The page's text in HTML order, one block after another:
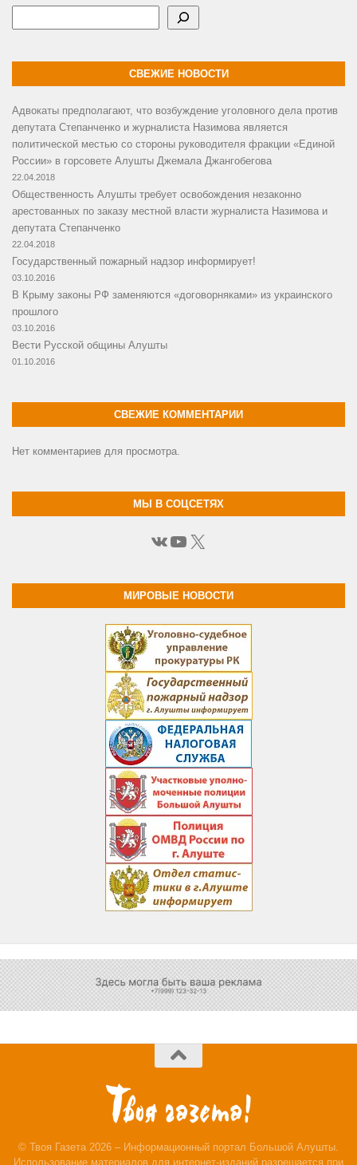
СВЕЖИЕ НОВОСТИ
Адвокаты предполагают, что возбуждение уголовного дела против
депутата Степанченко и журналиста Назимова является
политической местью со стороны руководителя фракции «Единой
России» в горсовете Алушты Джемала Джангобегова
22.04.2018
Общественность Алушты требует освобождения незаконно
арестованных по заказу местной власти журналиста Назимова и
депутата Степанченко
22.04.2018
Государственный пожарный надзор информирует!
03.10.2016
В Крыму законы РФ заменяются «договорняками» из украинского
прошлого
03.10.2016
Вести Русской общины Алушты
01.10.2016
СВЕЖИЕ КОММЕНТАРИИ
Нет комментариев для просмотра.
МЫ В СОЦСЕТЯХ
ВКонтакте
YouTube
X
МИРОВЫЕ НОВОСТИ
© Твоя Газета 2026 – Информационный портал Большой Алушты.
Использование материалов для интернет-изданий разрешается при